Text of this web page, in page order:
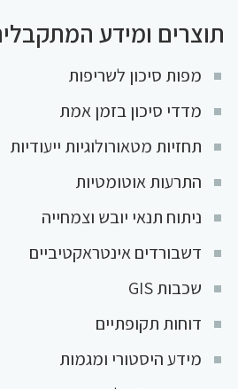
תוצרים ומידע
מפות סיכון לשריפות
מדדי סיכון בזמן אמת
תחזיות מטאורולוגיות ייעודיות
התרעות אוטומטיות
ניתוח תנאי יובש וצמחייה
דשבורדים אינטראקטיביים
שכבות GIS
דוחות תקופתיים
מידע היסטורי ומגמות